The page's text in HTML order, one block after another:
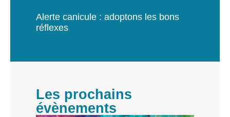
Alerte canicule : adoptons les bons
réflexes
Les prochains
évènements